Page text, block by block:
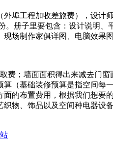
埠工程加收差旅费），设计
册子里要包含：设计说明、
场制作家俱详图、电脑效果
费；墙面面积得出来减去门
（基础装修预算是指空间每
的布置费用，根据我们想要
物、饰品以及空间种电器设